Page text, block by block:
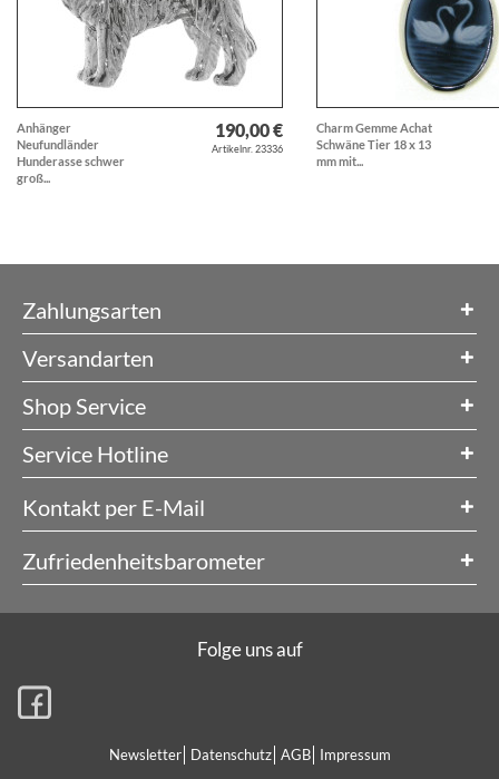
Anhänger
Neufundländer
Hunderasse schwer
groß...
190,00 €
Artikelnr. 23336
Charm Gemme Achat
Schwäne Tier 18 x 13
mm mit...
Zahlungsarten
Versandarten
Shop Service
Service Hotline
Kontakt per E-Mail
Zufriedenheitsbarometer
Newsletter Datenschutz AGB Impressum
Folge uns auf